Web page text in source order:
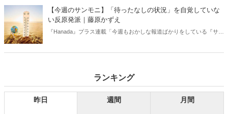
【今週のサンモニ】「待ったなしの状況」を自覚していな
い反原発派｜藤原かずえ
『Hanada』プラス連載「今週もおかしな報道ばかりをしている『サン
ランキング
昨日 週間 月間